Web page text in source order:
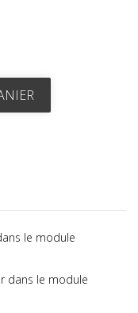
le module
dans le module